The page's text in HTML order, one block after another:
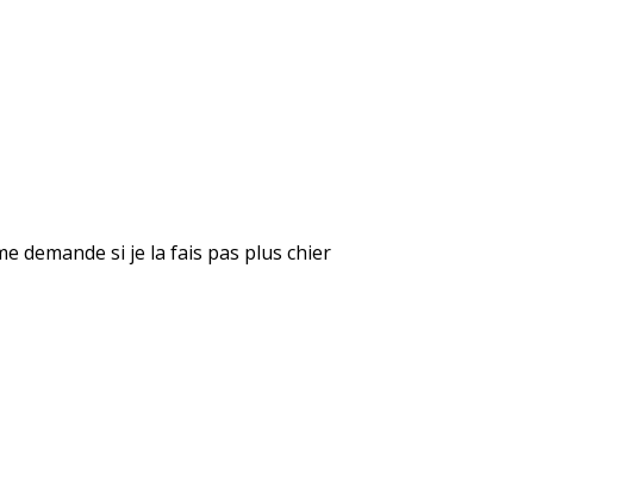
demande si je la fais pas plus chier